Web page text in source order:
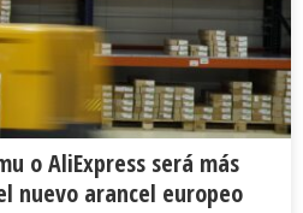
o AliExpress será más
nuevo arancel europeo